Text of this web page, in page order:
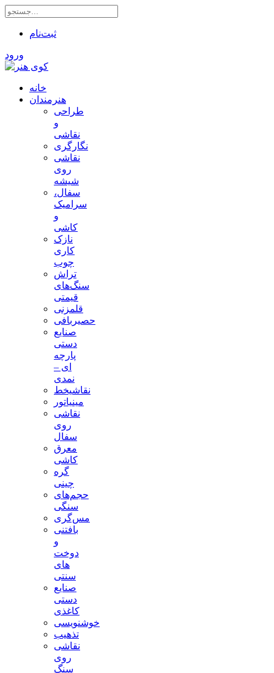
ثبت‌نام
ورود
خانه
هنرمندان
طراحی
و
نقاشی
نگارگری
نقاشی
روی
شیشه
سفال،
سرامیک
و
کاشی
نازک
کاری
چوب
تراش
سنگ‌های
قیمتی
قلمزنی
حصیربافی
صنایع
دستی
پارچه
ای –
نمدی
نقاشیخط
مینیاتور
نقاشی
روی
سفال
معرق
کاشی
گره
چینی
حجم‌های
سنگی
مس‌گری
بافتنی‌
و
دوخت
های
سنتی
صنایع
دستی
کاغذی
خوشنویسی
تذهیب
نقاشی
روی
سنگ